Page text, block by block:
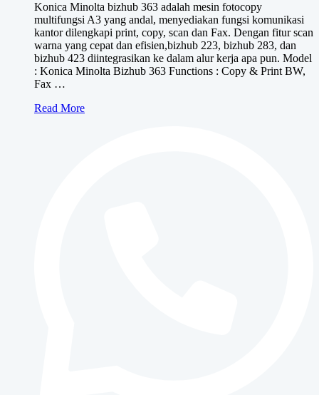
Konica Minolta bizhub 363 adalah mesin fotocopy
multifungsi A3 yang andal, menyediakan fungsi komunikasi
kantor dilengkapi print, copy, scan dan Fax. Dengan fitur scan
warna yang cepat dan efisien,bizhub 223, bizhub 283, dan
bizhub 423 diintegrasikan ke dalam alur kerja apa pun. Model
: Konica Minolta Bizhub 363 Functions : Copy & Print BW,
Fax …
Konica
Read More